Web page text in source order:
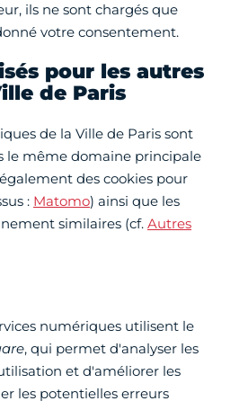
ils ne sont chargés que
votre consentement.
pour les autres
de Paris
de la Ville de Paris sont
le même domaine principale
des cookies pour
: Matomo) ainsi que les
similaires (cf. Autres
numériques utilisent le
, qui permet d'analyser les
et d'améliorer les
les potentielles erreurs